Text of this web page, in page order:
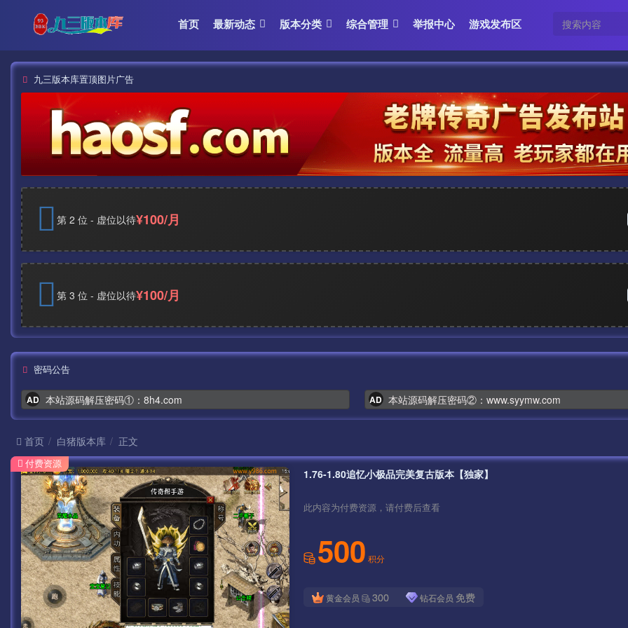
首页 最新动态 版本分类 综合管理 举报中心 游戏发布区
九三版本库置顶图片广告
第 2 位 - 虚位以待¥100/月
第 3 位 - 虚位以待¥100/月
密码公告
AD 本站源码解压密码①：8h4.com AD 本站源码解压密码②：www.syymw.com
首页 白猪版本库 正文
1.76-1.80追忆小极品完美复古版本【独家】
此内容为付费资源，请付费后查看
500 积分
黄金会员 300 钻石会员 免费
付费资源